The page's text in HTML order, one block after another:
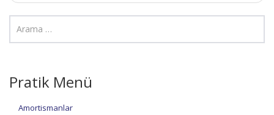
Pratik Menü
Amortismanlar